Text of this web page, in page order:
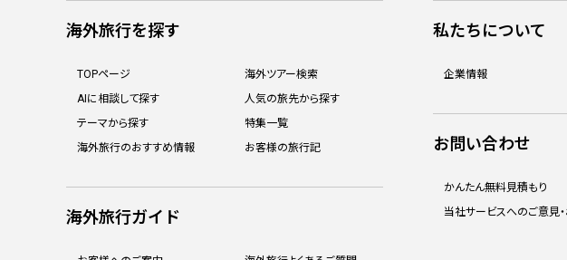
海外旅行を探す
TOPページ
海外ツアー検索
AIに相談して探す
人気の旅先から探す
テーマから探す
特集一覧
海外旅行のおすすめ情報
お客様の旅行記
海外旅行ガイド
私たちについて
企業情報
お問い合わせ
かんたん無料見積もり
当社サービスへのご意見